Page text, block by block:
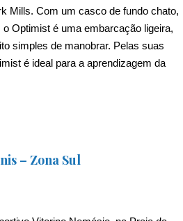
Mills. Com um casco de fundo chato,
Optimist é uma embarcação ligeira,
simples de manobrar. Pelas suas
é ideal para a aprendizagem da
– Zona Sul